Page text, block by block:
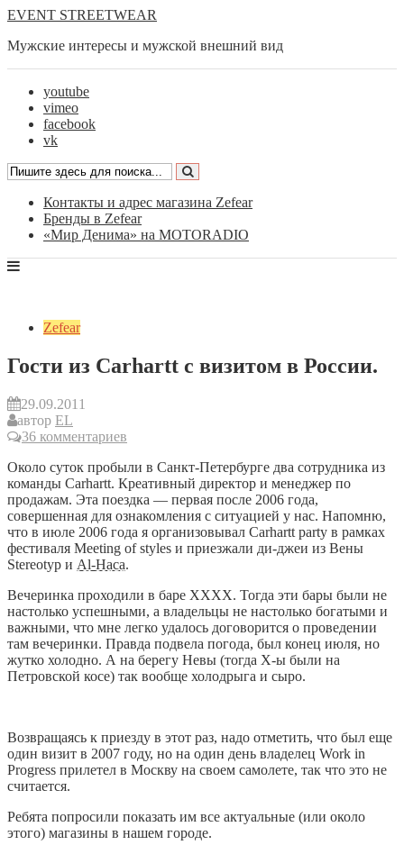
EVENT STREETWEAR
Мужские интересы и мужской внешний вид
youtube
vimeo
facebook
vk
Контакты и адрес магазина Zefear
Бренды в Zefear
«Мир Денима» на MOTORADIO
Zefear
Гости из Carhartt с визитом в России.
29.09.2011
автор EL
36 комментариев
Около суток пробыли в Санкт-Петербурге два сотрудника из
команды Carhartt. Креативный директор и менеджер по
продажам. Эта поездка — первая после 2006 года,
совершенная для ознакомления с ситуацией у нас. Напомню,
что в июле 2006 года я организовывал Carhartt party в рамках
фестиваля Meeting of styles и приезжали ди-джеи из Вены
Stereotyp и Al-Haca.
Вечеринка проходили в баре ХХХХ. Тогда эти бары были не
настолько успешными, а владельцы не настолько богатыми и
важными, что мне легко удалось договорится о проведении
там вечеринки. Правда подвела погода, был конец июля, но
жутко холодно. А на берегу Невы (тогда Х-ы были на
Петровской косе) так вообще холодрыга и сыро.
Возвращаясь к приезду в этот раз, надо отметить, что был еще
один визит в 2007 году, но на один день владелец Work in
Progress прилетел в Москву на своем самолете, так что это не
считается.
Ребята попросили показать им все актуальные (или около
этого) магазины в нашем городе.